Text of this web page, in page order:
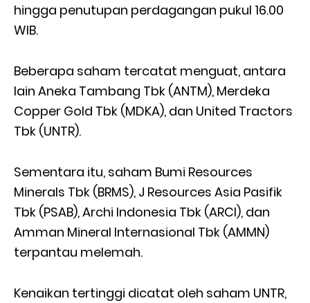
hingga penutupan perdagangan pukul 16.00
WIB.
Beberapa saham tercatat menguat, antara
lain Aneka Tambang Tbk (ANTM), Merdeka
Copper Gold Tbk (MDKA), dan United Tractors
Tbk (UNTR).
Sementara itu, saham Bumi Resources
Minerals Tbk (BRMS), J Resources Asia Pasifik
Tbk (PSAB), Archi Indonesia Tbk (ARCI), dan
Amman Mineral Internasional Tbk (AMMN)
terpantau melemah.
Kenaikan tertinggi dicatat oleh saham UNTR,